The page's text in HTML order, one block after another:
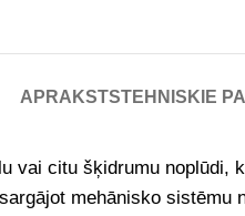
APRAKSTSTEHNISKIE
vai citu šķidrumu noplūdi,
mehānisko sistēmu